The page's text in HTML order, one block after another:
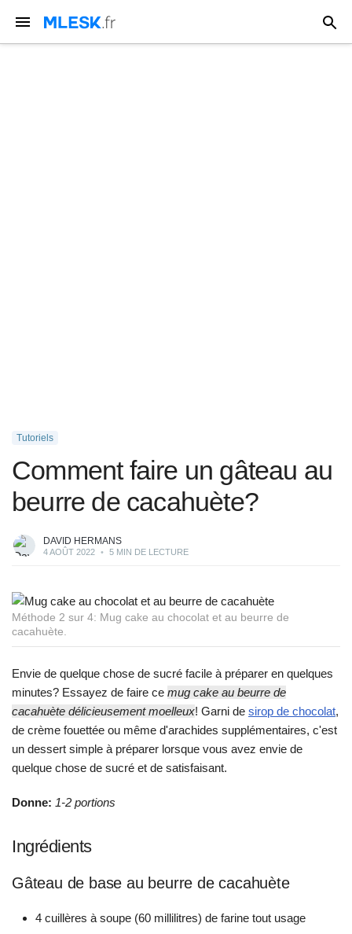
Tutoriels
Comment faire un gâteau au
beurre de cacahuète?
DAVID HERMANS
4 AOÛT 2022 • 5 MIN DE LECTURE
Méthode 2 sur 4: Mug cake au chocolat et au beurre de
cacahuète.
Envie de quelque chose de sucré facile à préparer en quelques
minutes? Essayez de faire ce mug cake au beurre de
cacahuète délicieusement moelleux! Garni de sirop de chocolat,
de crème fouettée ou même d'arachides supplémentaires, c'est
un dessert simple à préparer lorsque vous avez envie de
quelque chose de sucré et de satisfaisant.
Donne: 1-2 portions
Ingrédients
Gâteau de base au beurre de cacahuète
4 cuillères à soupe (60 millilitres) de farine tout usage